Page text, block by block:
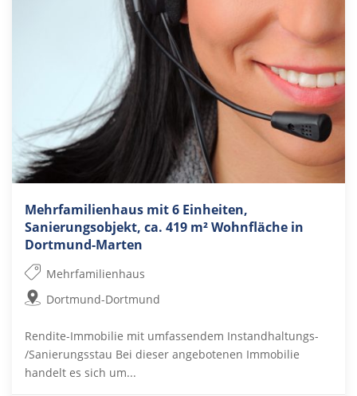
Mehrfamilienhaus mit 6 Einheiten,
Sanierungsobjekt, ca. 419 m² Wohnfläche in
Dortmund-Marten
Mehrfamilienhaus
Dortmund-Dortmund
Rendite-Immobilie mit umfassendem Instandhaltungs-
/Sanierungsstau Bei dieser angebotenen Immobilie
handelt es sich um...